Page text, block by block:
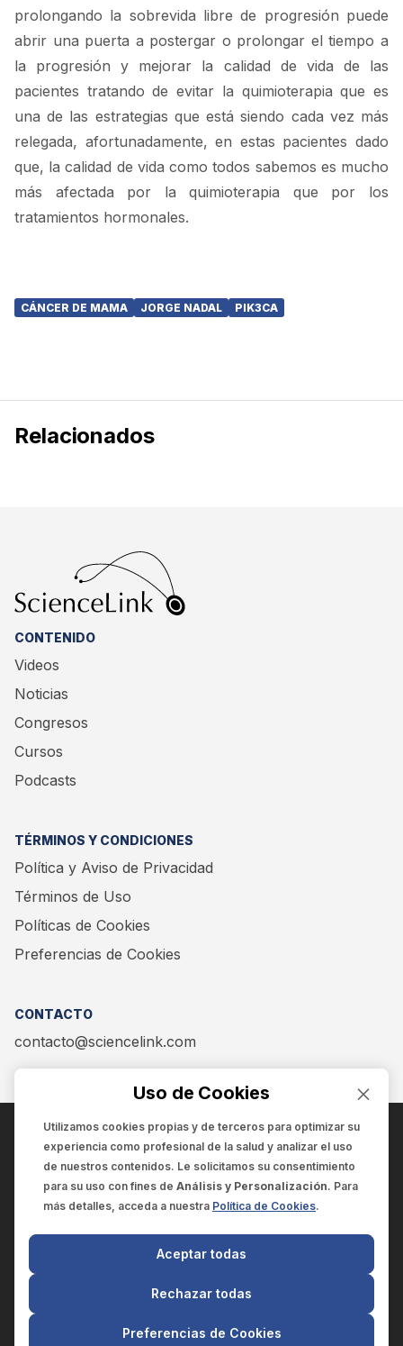
prolongando la sobrevida libre de progresión puede
abrir una puerta a postergar o prolongar el tiempo a
la progresión y mejorar la calidad de vida de las
pacientes tratando de evitar la quimioterapia que es
una de las estrategias que está siendo cada vez más
relegada, afortunadamente, en estas pacientes dado
que, la calidad de vida como todos sabemos es mucho
más afectada por la quimioterapia que por los
tratamientos hormonales.
CÁNCER DE MAMA JORGE NADAL PIK3CA
Relacionados
CONTENIDO
Videos
Noticias
Congresos
Cursos
Podcasts
TÉRMINOS Y CONDICIONES
Política y Aviso de Privacidad
Términos de Uso
Políticas de Cookies
Preferencias de Cookies
CONTACTO
contacto@sciencelink.com
ENCUÉNTRANOS EN:
SCIENCELINK
SCILINK COMUNICACIÓN CIENTÍFICA SC
El contenido y la información de este sitio web es exclusivo
para profesionales de la salud.
Uso de Cookies
Utilizamos cookies propias y de terceros para optimizar su
experiencia como profesional de la salud y analizar el uso
de nuestros contenidos. Le solicitamos su consentimiento
para su uso con fines de Análisis y Personalización. Para
más detalles, acceda a nuestra Política de Cookies.
Preferencias de Cookies
Rechazar todas
Aceptar todas